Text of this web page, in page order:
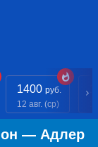
1400 руб.
12 авг. (ср)
— Адлер